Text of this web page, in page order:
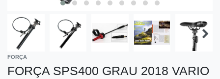
FORÇA
FORÇA SPS400 GRAU 2018 VARIO